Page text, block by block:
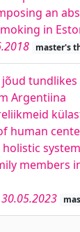
an
in
master's
Argentiina
human
holistic
members
30.05.2023